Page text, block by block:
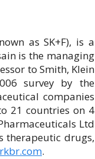
as SK+F), is a
is the managing
to Smith, Klein
survey by the
companies
21 countries on 4
Ltd
therapeutic drugs,
.